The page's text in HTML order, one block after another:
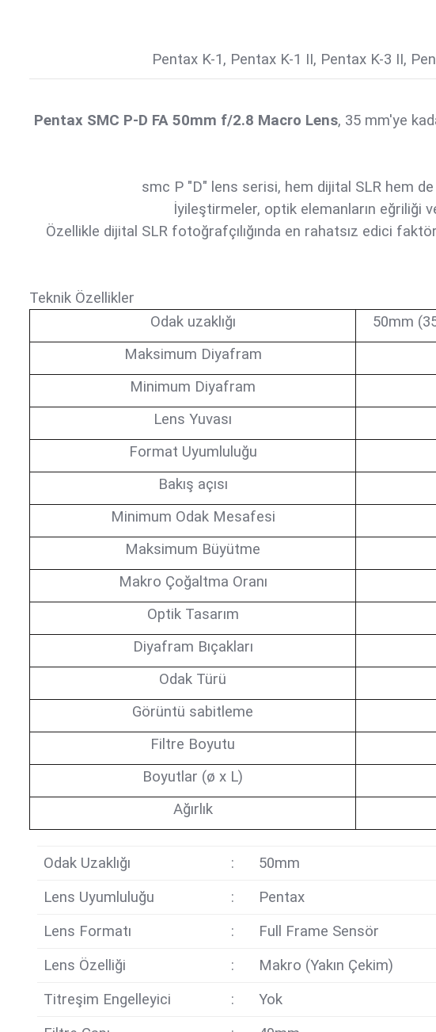
Pentax K-1, Pentax K-1 II, Pentax K-3 II,
Pentax SMC P-D FA 50mm f/2.8 Macro Lens, 35 mm'ye
smc P "D" lens serisi, hem dijital SLR hem
İyileştirmeler, optik elemanların eğriliği
Özellikle dijital SLR fotoğrafçılığında en rahatsız edici
Teknik Özellikler
Odak uzaklığı
50mm
Maksimum Diyafram
Minimum Diyafram
Lens Yuvası
Format Uyumluluğu
Bakış açısı
Minimum Odak Mesafesi
Maksimum Büyütme
Makro Çoğaltma Oranı
Optik Tasarım
Diyafram Bıçakları
Odak Türü
Görüntü sabitleme
Filtre Boyutu
Boyutlar (ø x L)
Ağırlık
Odak Uzaklığı :
50mm
Lens Uyumluluğu
:
Pentax
Lens Formatı
:
Full Frame Sensör
Lens Özelliği
:
Makro (Yakın Çekim)
Titreşim Engelleyici
:
Yok